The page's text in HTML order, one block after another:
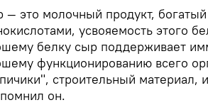
— это молочный продукт,
усвояемость этого
белку сыр поддерживает
функционированию всего
строительный материал,
он.